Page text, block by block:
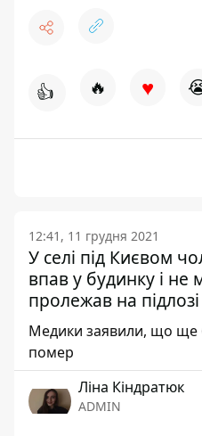
👍 🔥 ♥
12:41, 11 грудня 2021
У селі під Києвом
впав у будинку і не
пролежав на
Медики заявили, що ще
помер
Ліна Кіндратюк
ADMIN